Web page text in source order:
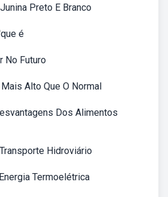
Preto E Branco
é
No Futuro
Alto Que O Normal
Dos Alimentos
Hidroviário
Termoelétrica